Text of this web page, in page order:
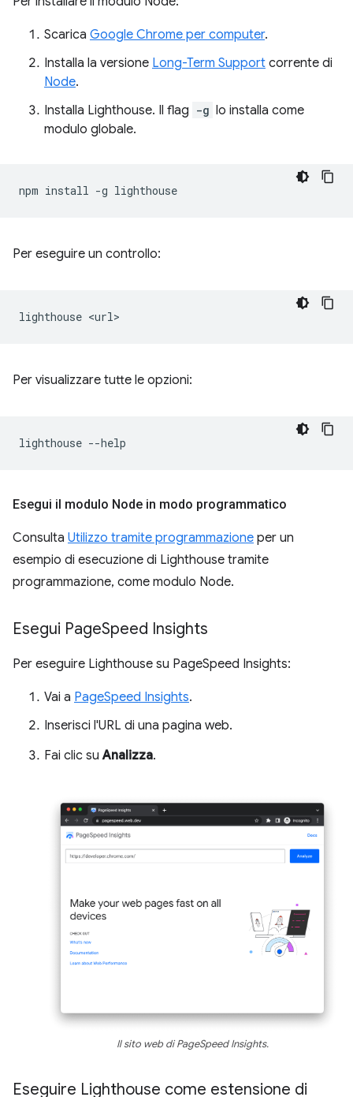
Scarica Google Chrome per computer.
Installa la versione Long-Term Support corrente di
Node.
Installa Lighthouse. Il flag -g lo installa come
modulo globale.
npm install -g
Per eseguire un controllo:
lighthouse
Per visualizzare tutte le opzioni:
lighthouse
Esegui il modulo Node in modo programmatico
Consulta Utilizzo tramite programmazione per un
esempio di esecuzione di Lighthouse tramite
programmazione, come modulo Node.
Esegui PageSpeed Insights
Per eseguire Lighthouse su PageSpeed Insights:
Vai a PageSpeed Insights.
Inserisci l'URL di una pagina web.
Fai clic suAnalizza.
Il sito web di PageSpeed Insights.
Eseguire Lighthouse come estensione di